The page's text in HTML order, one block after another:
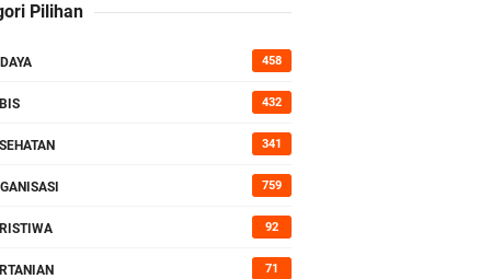
Pilihan
458
432
341
759
92
71